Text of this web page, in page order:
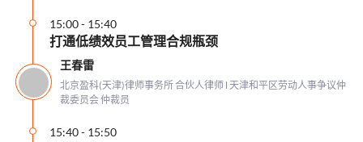
15:00- 15:40
打通低绩效员工管理合规瓶颈
王春雷
北京盈科(天津)律师事务所 合伙人律师 l 天津和平区劳动人事争议仲
裁委员会 仲裁员
15:40- 15:50